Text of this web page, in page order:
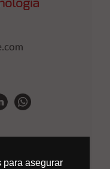
para asegurar